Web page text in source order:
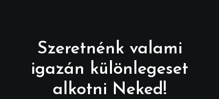
Szeretnénk valami
igazán különlegeset
alkotni Neked!